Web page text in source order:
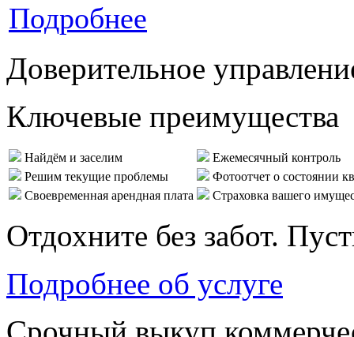
Подробнее
Доверительное
Ключевые преимущества
Найдём и заселим
Ежемесячный контроль
Решим текущие проблемы
Фотоотчет о состоянии
Своевременная арендная плата
Страховка вашего
Отдохните без забот.
Подробнее об услуге